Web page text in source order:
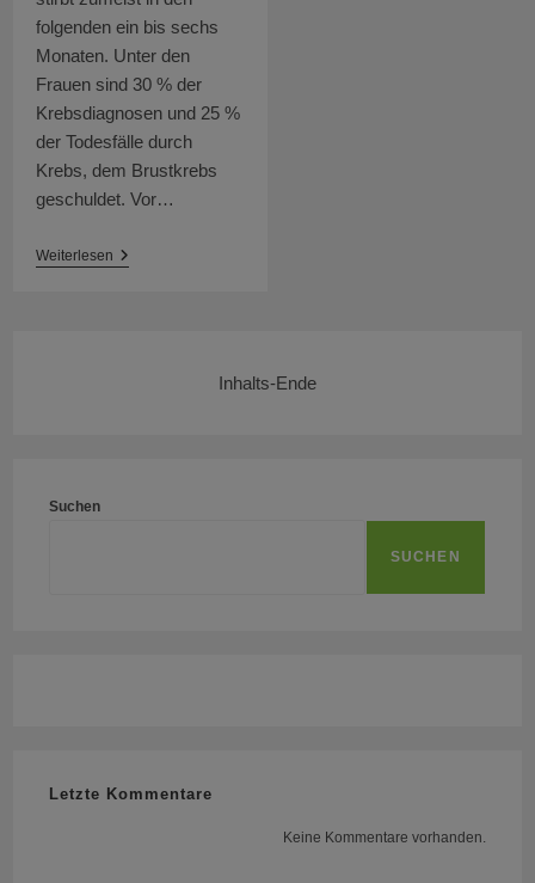
folgenden ein bis sechs
Monaten. Unter den
Frauen sind 30 % der
Krebsdiagnosen und 25 %
der Todesfälle durch
Krebs, dem Brustkrebs
geschuldet. Vor…
WeiterlesenAufbau
Inhalts-Ende
Suchen
SUCHEN
Letzte Kommentare
Keine Kommentare vorhanden.